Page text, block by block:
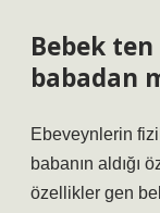
Bebek
babadan
Ebeveynlerin
babanın aldığı
özellikler gen